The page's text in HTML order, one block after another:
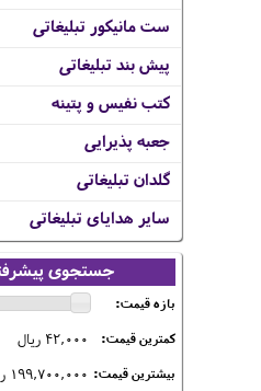
ست مانیکور تبلیغاتی
پیش بند تبلیغاتی
کتب نفیس و پتینه
جعبه پذیرایی
گلدان تبلیغاتی
سایر هدایای تبلیغاتی
جستجوی
بازه قیمت:
کمترین قیمت:
42,000 ریال
بیشترین قیمت: 199,700,000 ریال